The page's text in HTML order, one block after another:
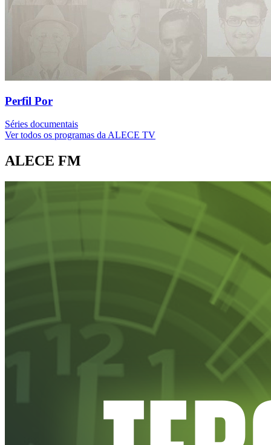
Perfil Por
Séries documentais
Ver todos os programas da ALECE TV
ALECE FM